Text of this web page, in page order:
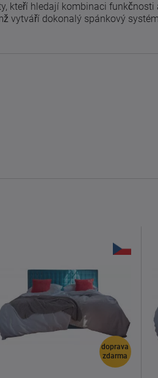
kteří hledají kombinaci
vytváří dokonalý spánkový
doprava
zdarma